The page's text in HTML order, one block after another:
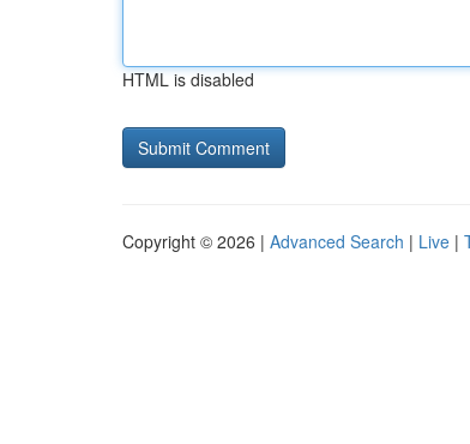
HTML is disabled
Copyright © 2026 | Advanced Search | Live |